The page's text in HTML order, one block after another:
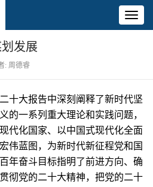
发展
: 周德睿
大报告中深刻阐释了新时代坚
的一系列重大理论和实践问题，
代化国家、以中国式现代化全面
伟蓝图，为新时代新征程党和国
年奋斗目标指明了前进方向、确
彻党的二十大精神，把党的二十